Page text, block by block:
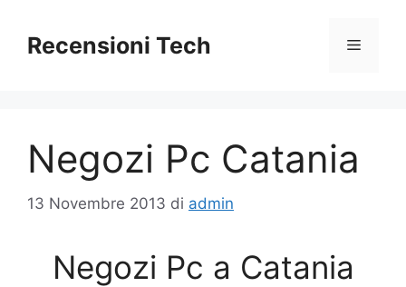
contenuto
Recensioni Tech Menu
Negozi Pc Catania
13 Novembre 2013 di admin
Negozi Pc a Catania